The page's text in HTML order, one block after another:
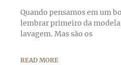
Quando pensamos em um
lembrar primeiro da
lavagem. Mas são os
READ MORE